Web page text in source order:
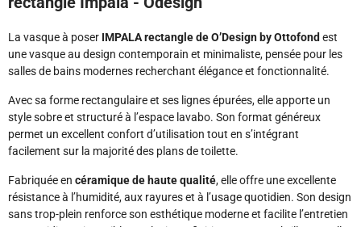
La vasque à poser IMPALA rectangle de O’Design by Ottofond est
une vasque au design contemporain et minimaliste, pensée pour les
salles de bains modernes recherchant élégance et fonctionnalité.
Avec sa forme rectangulaire et ses lignes épurées, elle apporte un
style sobre et structuré à l’espace lavabo. Son format généreux
permet un excellent confort d’utilisation tout en s’intégrant
facilement sur la majorité des plans de toilette.
Fabriquée en céramique de haute qualité, elle offre une excellente
résistance à l’humidité, aux rayures et à l’usage quotidien. Son design
sans trop-plein renforce son esthétique moderne et facilite l’entretien